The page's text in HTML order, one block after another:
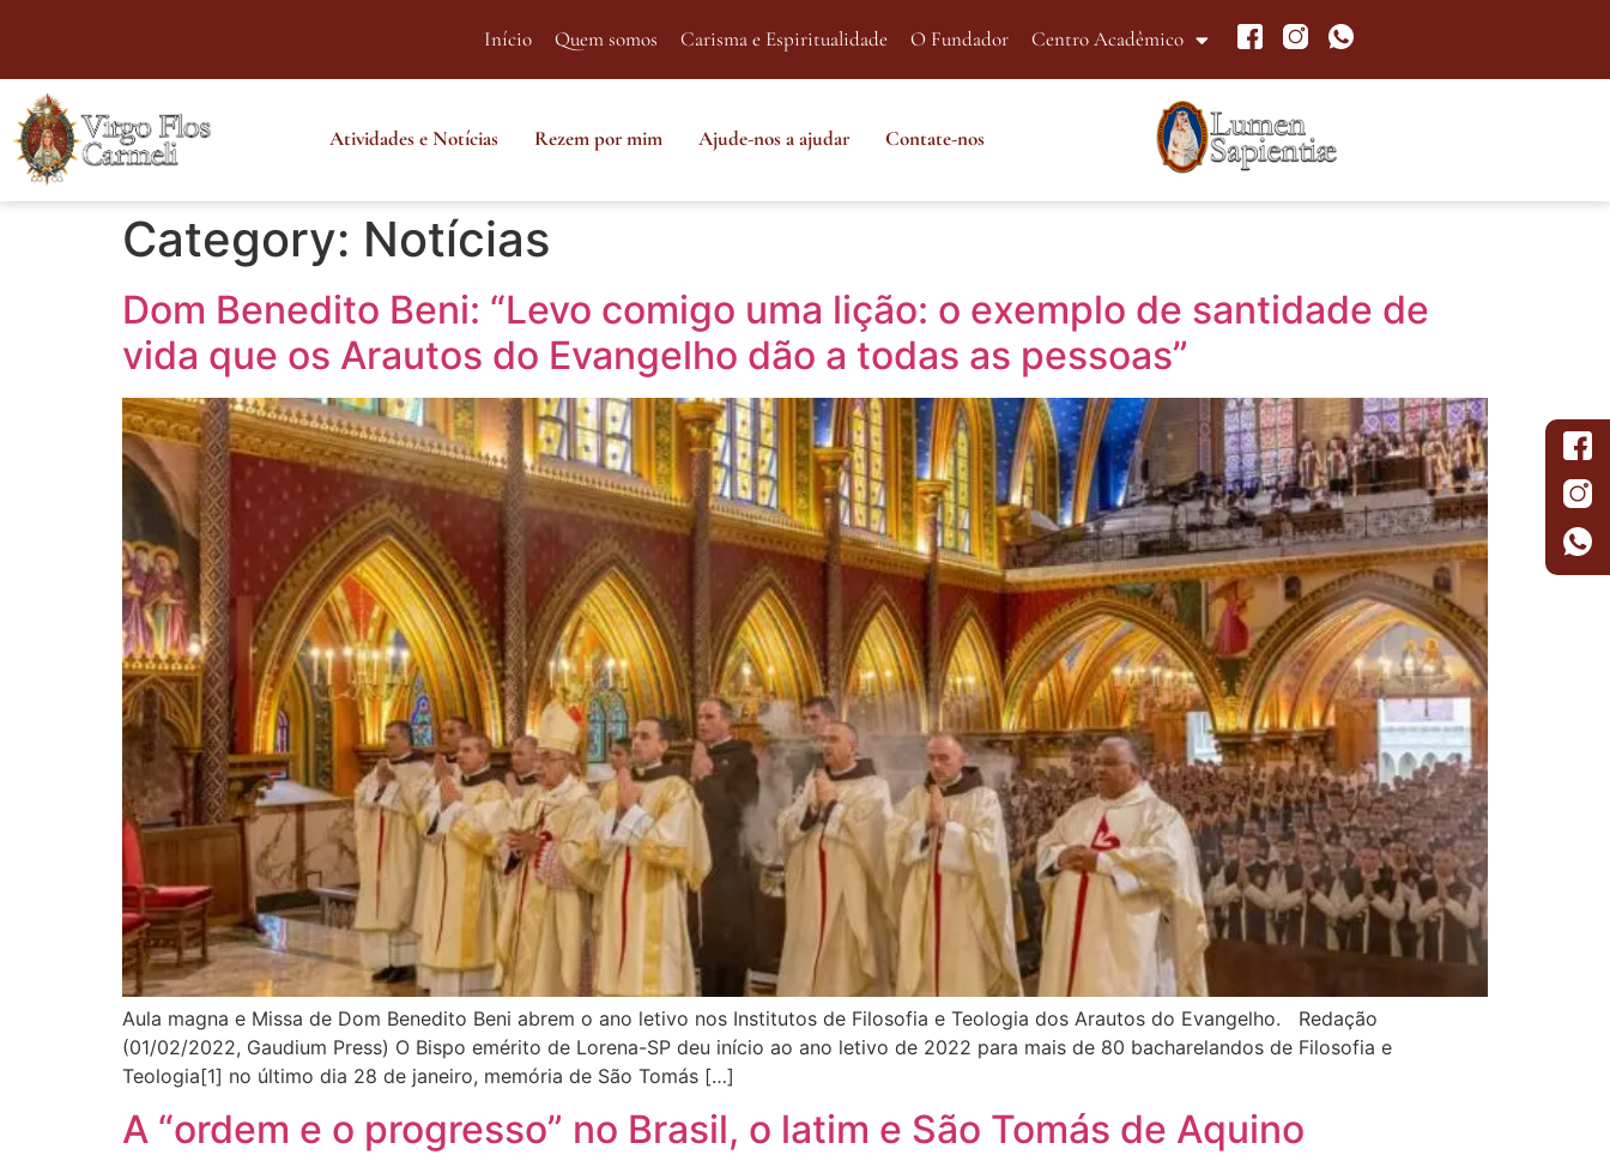
Início Quem somos Carisma e Espiritualidade O Fundador Centro Acadêmico
Atividades e Notícias Rezem por mim Ajude-nos a ajudar Contate-nos
Category: Notícias
Dom Benedito Beni: “Levo comigo uma lição: o exemplo de santidade de
vida que os Arautos do Evangelho dão a todas as pessoas”
Aula magna e Missa de Dom Benedito Beni abrem o ano letivo nos Institutos de Filosofia e Teologia dos Arautos do Evangelho. Redação
(01/02/2022, Gaudium Press) O Bispo emérito de Lorena-SP deu início ao ano letivo de 2022 para mais de 80 bacharelandos de Filosofia e
Teologia[1] no último dia 28 de janeiro, memória de São Tomás […]
A “ordem e o progresso” no Brasil, o latim e São Tomás de Aquino